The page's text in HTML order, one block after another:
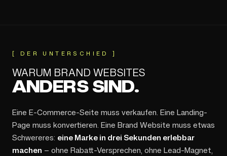
[ DER UNTERSCHIED ]
WARUM BRAND WEBSITES
ANDERS SIND.
Eine E-Commerce-Seite muss verkaufen. Eine Landing-
Page muss konvertieren. Eine Brand Website muss etwas
Schwereres: eine Marke in drei Sekunden erlebbar
machen — ohne Rabatt-Versprechen, ohne Lead-Magnet,